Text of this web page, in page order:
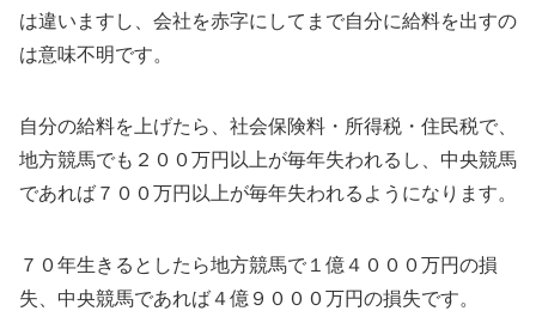
は違いますし、会社を赤字にしてまで自分に給料を出すの
は意味不明です。
自分の給料を上げたら、社会保険料・所得税・住民税で、
地方競馬でも２００万円以上が毎年失われるし、中央競馬
であれば７００万円以上が毎年失われるようになります。
７０年生きるとしたら地方競馬で１億４０００万円の損
失、中央競馬であれば４億９０００万円の損失です。